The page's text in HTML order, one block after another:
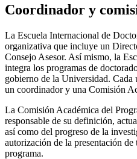
Coordinador y
La Escuela Internacional de
organizativa que incluye un
Consejo Asesor. Así mismo, la
integra los programas de
gobierno de la Universidad. Cada
un coordinador y una Comisión
La Comisión Académica del
responsable de su definición,
así como del progreso de la
autorización de la presentación de
programa.